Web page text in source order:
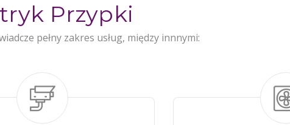
Przypki
pełny zakres usług, między innnymi: